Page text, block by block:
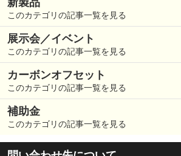
新製品
このカテゴリの記事一覧を見る
展示会／イベント
このカテゴリの記事一覧を見る
カーボンオフセット
このカテゴリの記事一覧を見る
補助金
このカテゴリの記事一覧を見る